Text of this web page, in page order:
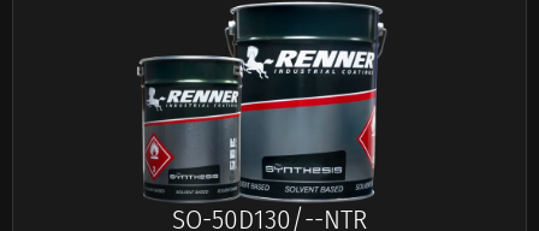
SO-50D130/--NTR